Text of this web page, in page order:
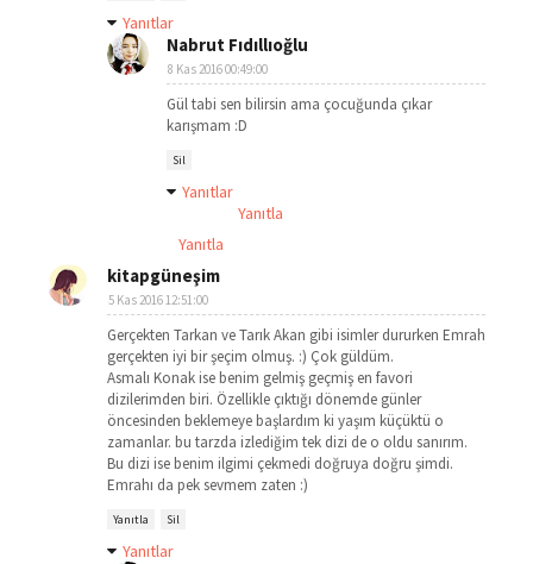
Yanıtlar
Nabrut Fıdıllıoğlu
8 Kas 2016 00:49:00
Gül tabi sen bilirsin ama çocuğunda çıkar
karışmam :D
Sil
Yanıtlar
Yanıtla
Yanıtla
kitapgüneşim
5 Kas 2016 12:51:00
Gerçekten Tarkan ve Tarık Akan gibi isimler dururken Emrah
gerçekten iyi bir şeçim olmuş. :) Çok güldüm.
Asmalı Konak ise benim gelmiş geçmiş en favori
dizilerimden biri. Özellikle çıktığı dönemde günler
öncesinden beklemeye başlardım ki yaşım küçüktü o
zamanlar. bu tarzda izlediğim tek dizi de o oldu sanırım.
Bu dizi ise benim ilgimi çekmedi doğruya doğru şimdi.
Emrahı da pek sevmem zaten :)
Yanıtla Sil
Yanıtlar